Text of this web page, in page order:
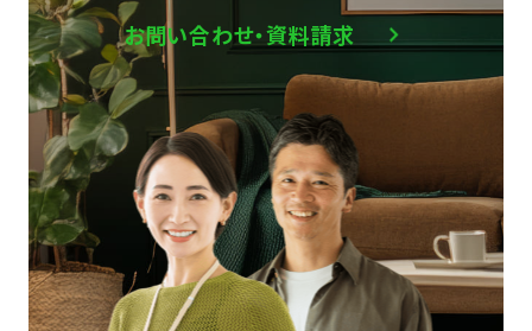
お問い合わせ・資料請求